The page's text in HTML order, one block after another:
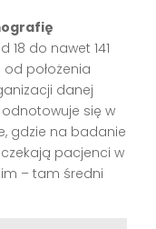
18 do nawet 141
położenia
danej
się w
gdzie na badanie
czekają pacjenci w
– tam średni